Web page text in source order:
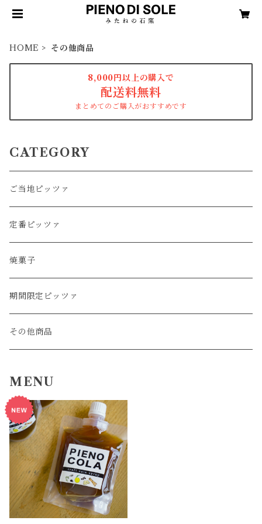
HOME その他商品
8,000円以上の購入で
配送料無料
まとめてのご購入がおすすめです
CATEGORY
ご当地ピッツァ
定番ピッツァ
焼菓子
期間限定ピッツァ
その他商品
MENU